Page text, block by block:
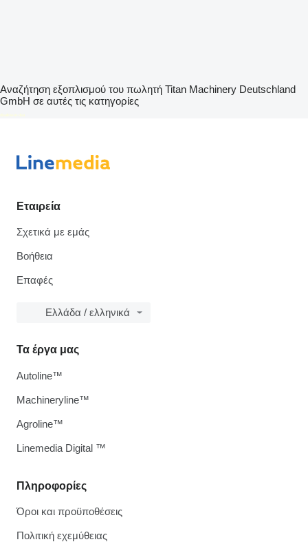
Αναζήτηση εξοπλισμού του πωλητή Titan Machinery Deutschland
GmbH σε αυτές τις κατηγορίες
disallow-in-dsa
Εταιρεία
Σχετικά με εμάς
Βοήθεια
Επαφές
Ελλάδα / ελληνικά
Πληροφορίες
Όροι και προϋποθέσεις
Πολιτική εχεμύθειας
Τα έργα μας
Autoline™
Machineryline™
Agroline™
Linemedia Digital ™